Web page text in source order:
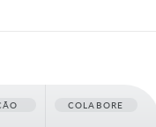
COLABORE